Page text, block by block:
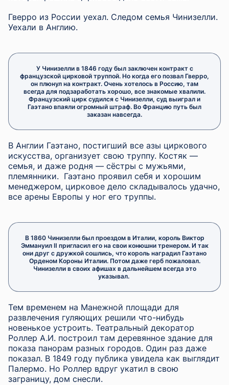
Гверро из России уехал. Следом семья Чинизелли.
Уехали в Англию.
У Чинизелли в 1846 году был заключен контракт с
французской цирковой труппой. Но когда его позвал Гверро,
он плюнул на контракт. Очень хотелось в Россию, там
всегда для подзаработать хорошо, все знакомые хвалили.
Французский цирк судился с Чинизелли, суд выиграл и
Гаэтано впаяли огромный штраф. Во Францию путь был
заказан навсегда.
В Англии Гаэтано, постигший все азы циркового
искусства, организует свою труппу. Костяк —
семья, и даже родня — сёстры с мужьями,
племянники. Гаэтано проявил себя и хорошим
менеджером, цирковое дело складывалось удачно,
все арены Европы у ног его труппы.
В 1860 Чинизелли был проездом в Италии, король Виктор
Эммануил Ⅱ пригласил его на свои конюшни тренером. И так
они друг с дружкой сошлись, что король наградил Гаэтано
Орденом Короны Италии. Потом даже герб пожаловал.
Чинизелли в своих афишах в дальнейшем всегда это
указывал.
Тем временем на Манежной площади для
развлечения гуляющих решили что-нибудь
новенькое устроить. Театральный декоратор
Роллер А.И. построил там деревянное здание для
показа панорам разных городов. Один раз даже
показал. В 1849 году публика увидела как выглядит
Палермо. Но Роллер вдруг укатил в свою
заграницу, дом снесли.